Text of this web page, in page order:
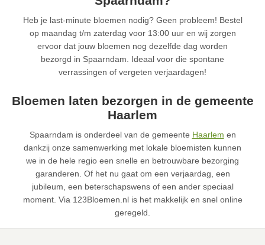
Heb je last-minute bloemen nodig? Geen probleem! Bestel
op maandag t/m zaterdag voor 13:00 uur en wij zorgen
ervoor dat jouw bloemen nog dezelfde dag worden
bezorgd in Spaarndam. Ideaal voor die spontane
verrassingen of vergeten verjaardagen!
Bloemen laten bezorgen in de gemeente
Haarlem
Spaarndam is onderdeel van de gemeente Haarlem en
dankzij onze samenwerking met lokale bloemisten kunnen
we in de hele regio een snelle en betrouwbare bezorging
garanderen. Of het nu gaat om een verjaardag, een
jubileum, een beterschapswens of een ander speciaal
moment. Via 123Bloemen.nl is het makkelijk en snel online
geregeld.